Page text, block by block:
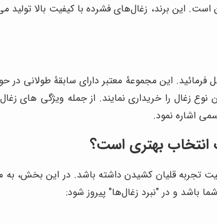
است. این برند، زغال‌های فشرده با کیفیت بالا
این مجموعۀ معتبر دارای سابقۀ طولانی
زغال را خریداری نمایند. از جمله ویژگی های
اشاره نمود.
انتخاب بهتری است؟
تجربه قلیان کشیدن داشته باشد. در این بخش،
باشد و در "نبرد زغال‌ها" پیروز شود: